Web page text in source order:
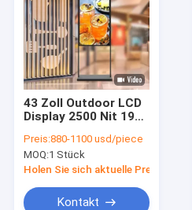
43 Zoll Outdoor LCD
Display 2500 Nit 1920
Standbildschirm
Preis:880-1100 usd/piece
MOQ:1 Stück
Holen Sie sich aktuelle Preis
Kontakt